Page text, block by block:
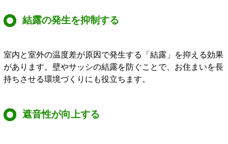
結露の発生を抑制する
室内と室外の温度差が原因で発生する「結露」を抑える効果
があります。壁やサッシの結露を防ぐことで、お住まいを長
持ちさせる環境づくりにも役立ちます。
遮音性が向上する